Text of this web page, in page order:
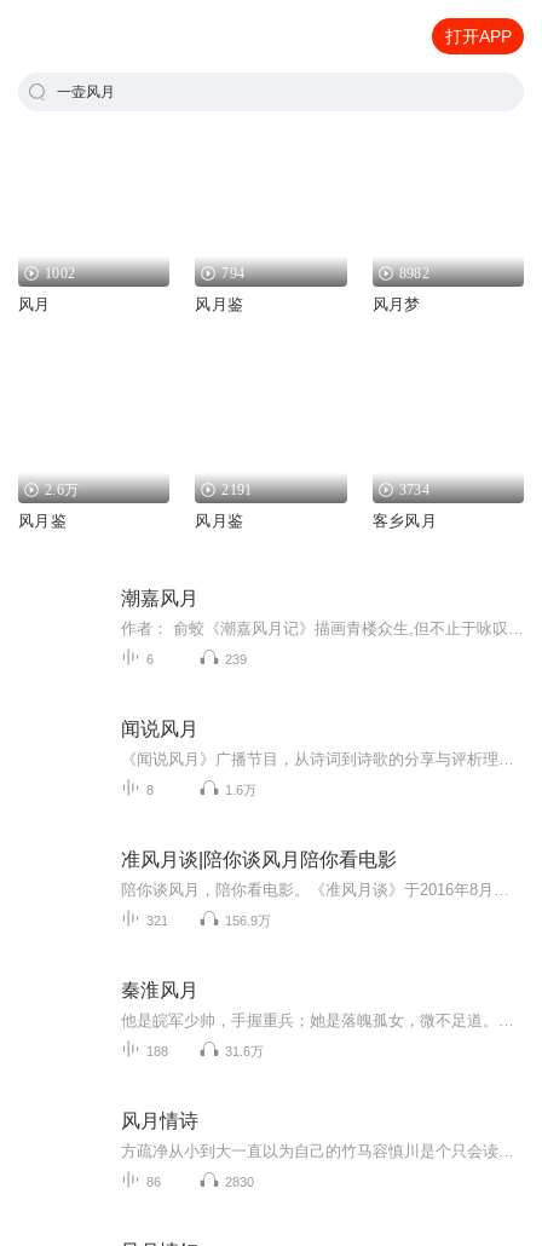
打开APP
一壶风月
1002
风月
794
风月鉴
8982
风月梦
2.6万
风月鉴
2191
风月鉴
3734
客乡风月
潮嘉风月
6 239
闻说风月
8 1.6万
准风月谈|陪你谈风月陪你看电影
321 156.9万
秦淮风月
188 31.6万
风月情诗
86 2830